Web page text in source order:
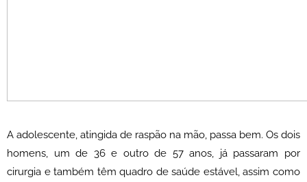
A adolescente, atingida de raspão na mão, passa bem. Os dois
homens, um de 36 e outro de 57 anos, já passaram por
cirurgia e também têm quadro de saúde estável, assim como